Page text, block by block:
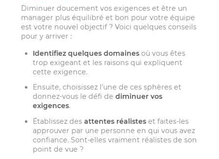
Diminuer doucement vos exigences et être un
manager plus équilibré et bon pour votre équipe
est votre nouvel objectif ? Voici quelques conseils
pour y arriver :
Identifiez quelques domaines où vous êtes
trop exigeant et les raisons qui expliquent
cette exigence.
Ensuite, choisissez l’une de ces sphères et
donnez-vous le défi de diminuer vos
exigences.
Établissez desattentes réalistes et faites-les
approuver par une personne en qui vous avez
confiance. Sont-elles vraiment réalistes de son
point de vue ?